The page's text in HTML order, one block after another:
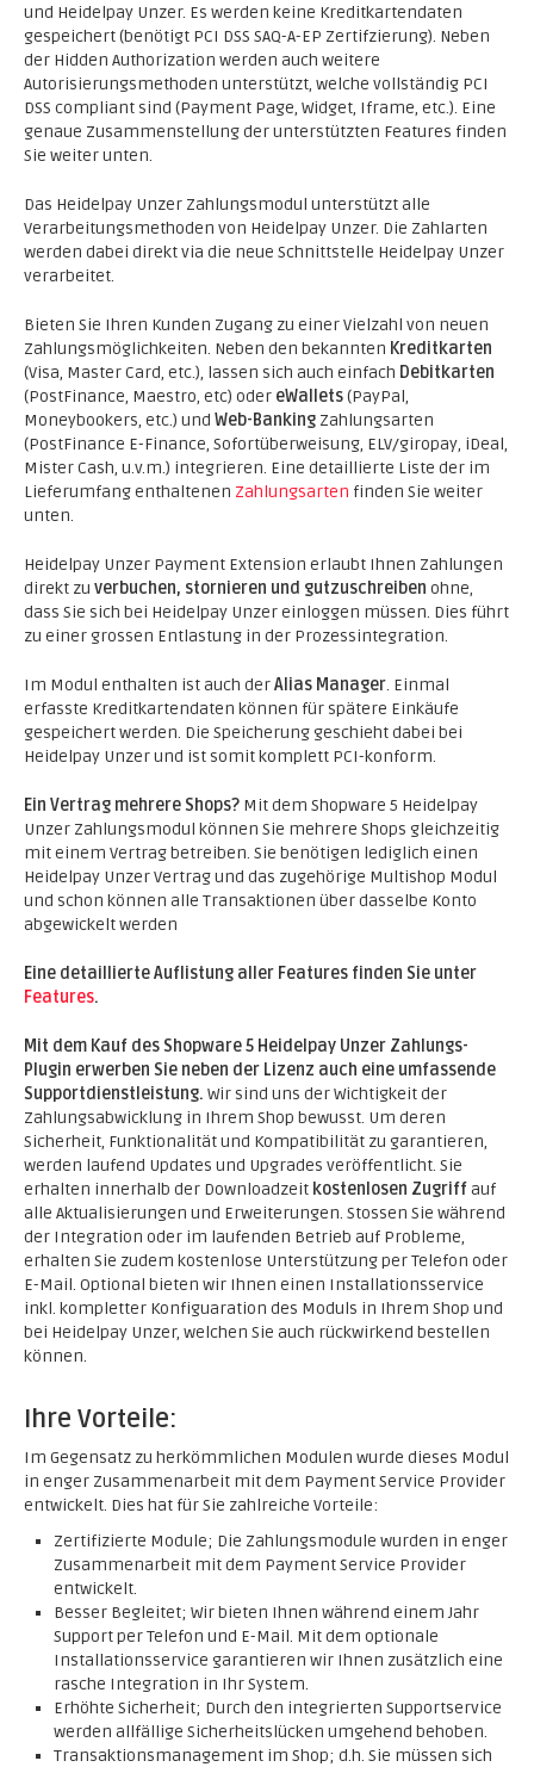
und Heidelpay Unzer. Es werden keine Kreditkartendaten
gespeichert (benötigt PCI DSS SAQ-A-EP Zertifzierung). Neben
der Hidden Authorization werden auch weitere
Autorisierungsmethoden unterstützt, welche vollständig PCI
DSS compliant sind (Payment Page, Widget, Iframe, etc.). Eine
genaue Zusammenstellung der unterstützten Features finden
Sie weiter unten.
Das Heidelpay Unzer Zahlungsmodul unterstützt alle
Verarbeitungsmethoden von Heidelpay Unzer. Die Zahlarten
werden dabei direkt via die neue Schnittstelle Heidelpay Unzer
verarbeitet.
Bieten Sie Ihren Kunden Zugang zu einer Vielzahl von neuen
Zahlungsmöglichkeiten. Neben den bekannten Kreditkarten
(Visa, Master Card, etc.), lassen sich auch einfach Debitkarten
(PostFinance, Maestro, etc) oder eWallets(PayPal,
Moneybookers, etc.) und Web-Banking Zahlungsarten
(PostFinance E-Finance, Sofortüberweisung, ELV/giropay, iDeal,
Mister Cash, u.v.m.) integrieren. Eine detaillierte Liste der im
Lieferumfang enthaltenen Zahlungsarten finden Sie weiter
unten.
Heidelpay Unzer Payment Extension erlaubt Ihnen Zahlungen
direkt zu verbuchen, stornieren und gutzuschreiben ohne,
dass Sie sich bei Heidelpay Unzer einloggen müssen. Dies führt
zu einer grossen Entlastung in der Prozessintegration.
Im Modul enthalten ist auch derAlias Manager. Einmal
erfasste Kreditkartendaten können für spätere Einkäufe
gespeichert werden. Die Speicherung geschieht dabei bei
Heidelpay Unzer und ist somit komplett PCI-konform.
Ein Vertrag mehrere Shops? Mit dem Shopware 5 Heidelpay
Unzer Zahlungsmodul können Sie mehrere Shops gleichzeitig
mit einem Vertrag betreiben. Sie benötigen lediglich einen
Heidelpay Unzer Vertrag und das zugehörige Multishop Modul
und schon können alle Transaktionen über dasselbe Konto
abgewickelt werden
Eine detaillierte Auflistung aller Features finden Sie unter
Features.
Mit dem Kauf des Shopware 5 Heidelpay Unzer Zahlungs-
Plugin erwerben Sie neben der Lizenz auch eine umfassende
Supportdienstleistung. Wir sind uns der Wichtigkeit der
Zahlungsabwicklung in Ihrem Shop bewusst. Um deren
Sicherheit, Funktionalität und Kompatibilität zu garantieren,
werden laufend Updates und Upgrades veröffentlicht. Sie
erhalten innerhalb der Downloadzeit kostenlosen Zugriffauf
alle Aktualisierungen und Erweiterungen. Stossen Sie während
der Integration oder im laufenden Betrieb auf Probleme,
erhalten Sie zudem kostenlose Unterstützung per Telefon oder
E-Mail. Optional bieten wir Ihnen einen Installationsservice
inkl. kompletter Konfiguaration des Moduls in Ihrem Shop und
bei Heidelpay Unzer, welchen Sie auch rückwirkend bestellen
können.
Ihre Vorteile:
Im Gegensatz zu herkömmlichen Modulen wurde dieses Modul
in enger Zusammenarbeit mit dem Payment Service Provider
entwickelt. Dies hat für Sie zahlreiche Vorteile:
Zertifizierte Module; Die Zahlungsmodule wurden in enger
Zusammenarbeit mit dem Payment Service Provider
entwickelt.
Besser Begleitet; Wir bieten Ihnen während einem Jahr
Support per Telefon und E-Mail. Mit dem optionale
Installationsservice garantieren wir Ihnen zusätzlich eine
rasche Integration in Ihr System.
Erhöhte Sicherheit; Durch den integrierten Supportservice
werden allfällige Sicherheitslücken umgehend behoben.
Transaktionsmanagement im Shop; d.h. Sie müssen sich